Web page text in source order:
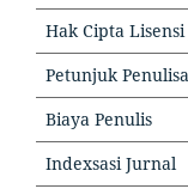
Hak Cipta
Petunjuk
Biaya Penulis
Indexsasi Jurnal